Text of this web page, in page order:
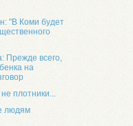
"В Коми будет
Прежде всего,
на
плотники...
людям